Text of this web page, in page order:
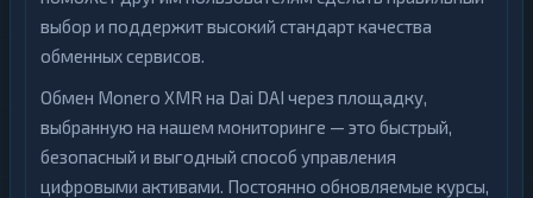
выбор и поддержит высокий стандарт качества
обменных сервисов.
Обмен Monero XMR на Dai DAI через площадку,
выбранную на нашем мониторинге — это быстрый,
безопасный и выгодный способ управления
цифровыми активами. Постоянно обновляемые курсы,